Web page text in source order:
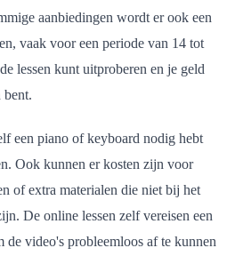
aanbiedingen wordt er ook een
vaak voor een periode van 14 tot
lessen kunt uitproberen en je geld
bent.
een piano of keyboard nodig hebt
Ook kunnen er kosten zijn voor
of extra materialen die niet bij het
De online lessen zelf vereisen een
de video's probleemloos af te kunnen